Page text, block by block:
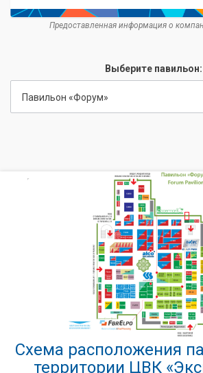
Предоставленная информация о
Выберите павильон:
Павильон «Форум»
Схема расположения
территории ЦВК